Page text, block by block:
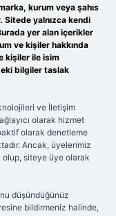
kurum veya şahıs
Sitede yalnızca kendi
yer alan içerikler
ve kişiler hakkında
kişiler ile isim
bilgiler taslak
ve İletişim
olarak hizmet
olarak denetleme
Ancak, üyelerimiz
olup, siteye üye olarak
düşündüğünüz
bildirmeniz halinde,